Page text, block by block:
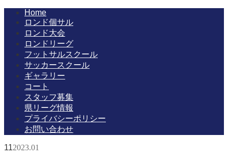
Home
ロンド個サル
ロンド大会
ロンドリーグ
フットサルスクール
サッカースクール
ギャラリー
コート
スタッフ募集
県リーグ情報
プライバシーポリシー
お問い合わせ
112023.01